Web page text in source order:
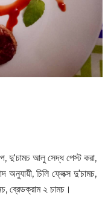
দু'চামচ আলু সেদ্ধ পেস্ট করা,
অনুযায়ী, চিলি ফ্লেক্স দু'চামচ,
ব্রেডক্রাম ২ চামচ।